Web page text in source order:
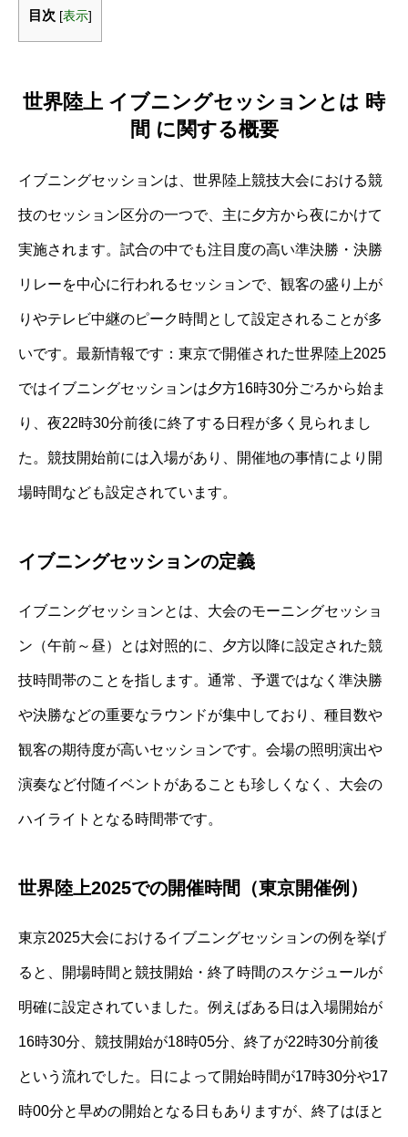
目次 [表示]
世界陸上 イブニングセッションとは 時
間 に関する概要
イブニングセッションは、世界陸上競技大会における競
技のセッション区分の一つで、主に夕方から夜にかけて
実施されます。試合の中でも注目度の高い準決勝・決勝
リレーを中心に行われるセッションで、観客の盛り上が
りやテレビ中継のピーク時間として設定されることが多
いです。最新情報です：東京で開催された世界陸上2025
ではイブニングセッションは夕方16時30分ごろから始ま
り、夜22時30分前後に終了する日程が多く見られまし
た。競技開始前には入場があり、開催地の事情により開
場時間なども設定されています。
イブニングセッションの定義
イブニングセッションとは、大会のモーニングセッショ
ン（午前～昼）とは対照的に、夕方以降に設定された競
技時間帯のことを指します。通常、予選ではなく準決勝
や決勝などの重要なラウンドが集中しており、種目数や
観客の期待度が高いセッションです。会場の照明演出や
演奏など付随イベントがあることも珍しくなく、大会の
ハイライトとなる時間帯です。
世界陸上2025での開催時間（東京開催例）
東京2025大会におけるイブニングセッションの例を挙げ
ると、開場時間と競技開始・終了時間のスケジュールが
明確に設定されていました。例えばある日は入場開始が
16時30分、競技開始が18時05分、終了が22時30分前後
という流れでした。日によって開始時間が17時30分や17
時00分と早めの開始となる日もありますが、終了はほと